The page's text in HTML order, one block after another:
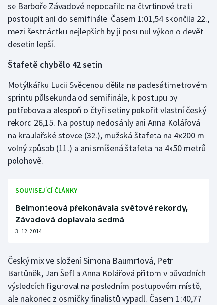
Krasobruslení
Lezení
Moderní pětiboj
Motorsport
Olympijské hry
Parasport
Ragby
Rychlostní kanoistika
Short track
se Barboře Závadové nepodařilo na čtvrtinové trati
postoupit ani do semifinále. Časem 1:01,54 skončila 22.,
mezi šestnáctku nejlepších by ji posunul výkon o devět
desetin lepší.
Štafetě chybělo 42 setin
Motýlkářku Lucii Svěcenou dělila na padesátimetrovém
sprintu půlsekunda od semifinále, k postupu by
potřebovala alespoň o čtyři setiny pokořit vlastní český
rekord 26,15. Na postup nedosáhly ani Anna Kolářová
na kraulařské stovce (32.), mužská štafeta na 4x200 m
volný způsob (11.) a ani smíšená štafeta na 4x50 metrů
polohově.
SOUVISEJÍCÍ ČLÁNKY
Belmonteová překonávala světové rekordy,
Závadová doplavala sedmá
3. 12. 2014
Český mix ve složení Simona Baumrtová, Petr
Bartůněk, Jan Šefl a Anna Kolářová přitom v původních
výsledcích figuroval na posledním postupovém místě,
ale nakonec z osmičky finalistů vypadl. Časem 1:40,77